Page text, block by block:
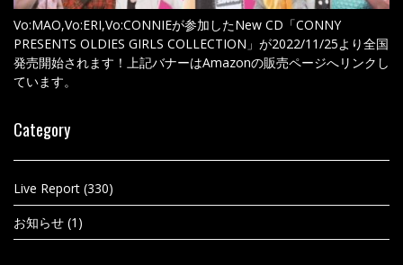
Vo:MAO,Vo:ERI,Vo:CONNIEが参加したNew CD「CONNY
PRESENTS OLDIES GIRLS COLLECTION」が2022/11/25より全国
発売開始されます！上記バナーはAmazonの販売ページへリンクし
ています。
Category
Live Report (330)
お知らせ (1)